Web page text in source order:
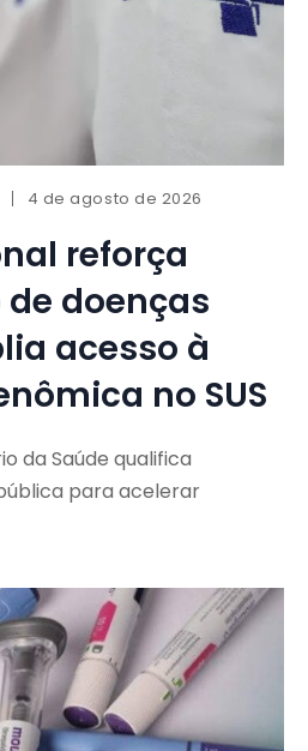
4 de agosto de 2026
reforça
doenças
acesso à
no SUS
da Saúde qualifica
para acelerar